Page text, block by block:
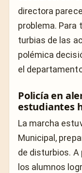
directora
problema. Para
turbias de las
polémica
el
Policía en
estudiantes
La marcha
Municipal,
de disturbios. A
los alumnos